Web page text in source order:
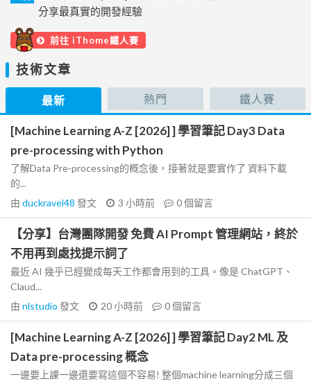
分享最真實的開發經驗
前往 iThome鐵人賽
技術文章
最新 熱門 鐵人賽
[Machine Learning A-Z [2026] ] 學習筆記 Day3 Data
pre-processing with Python
了解Data Pre-processing的概念後，接著就是要實作了 資料下載
的...
由 duckravel48 發文 3 小時前 0個留言
【分享】台灣團隊開發 免費 AI Prompt 管理網站，終於
不用再到處找提示詞了
最近 AI 幾乎已經變成每天工作都會用到的工具。像是 ChatGPT、
Claud...
由 nlstudio 發文 20 小時前 0個留言
[Machine Learning A-Z [2026] ] 學習筆記 Day2 ML 及
Data pre-processing 概念
一邊要上課一邊還要寫這個不容易! 整個machine learning分成三個